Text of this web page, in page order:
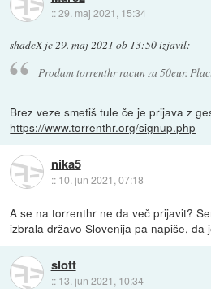
::29. maj 2021, 15:34
shadeXje29. maj 2021 ob 13:50izjavil:
Prodam torrenthr racun za 50eur.
Brez veze smetiš tule če je prijava z
https://www.torrenthr.org/signup.php
nika5
:: 10. jun 2021, 07:18
A se na torrenthr ne da več prijavit?
izbrala državo Slovenija pa napiše, da
slott
:: 13. jun 2021, 10:34